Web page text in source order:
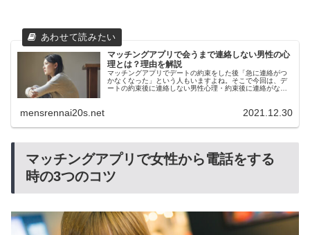
マッチングアプリで会うまで連絡しない男性の心
理とは？理由を解説
マッチングアプリでデートの約束をした後「急に連絡がつ
かなくなった」という人もいますよね。そこで今回は、デ
ートの約束後に連絡しない男性心理・約束後に連絡がない
mensrennai20s.net 2021.12.30
マッチングアプリで女性から電話をする
時の3つのコツ